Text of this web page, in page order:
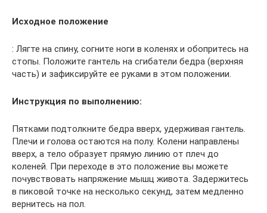
Исходное положение
: Лягте на спину, согните ноги в коленях и обопритесь на
стопы. Положите гантель на сгибатели бедра (верхняя
часть) и зафиксируйте ее руками в этом положении.
Инструкция по выполнению:
Пятками подтолкните бедра вверх, удерживая гантель.
Плечи и голова остаются на полу. Колени направлены
вверх, а тело образует прямую линию от плеч до
коленей. При переходе в это положение вы можете
почувствовать напряжение мышц живота. Задержитесь
в пиковой точке на несколько секунд, затем медленно
вернитесь на пол.